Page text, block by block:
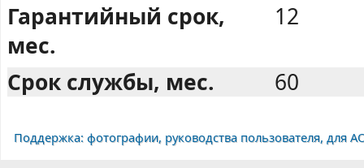
Гарантийный срок,
мес.
12
Срок службы, мес. 60
Поддержка: фотографии, руководства пользователя, для